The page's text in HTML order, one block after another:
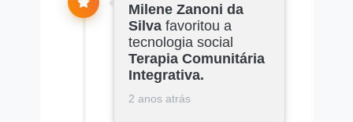
Milene Zanoni da
Silva favoritou a
tecnologia social
Terapia Comunitária
Integrativa.
2 anos atrás